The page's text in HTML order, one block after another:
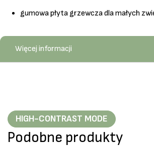
gumowa płyta grzewcza dla małych
Więcej informacji
HIGH-CONTRAST MODE
Podobne produkty